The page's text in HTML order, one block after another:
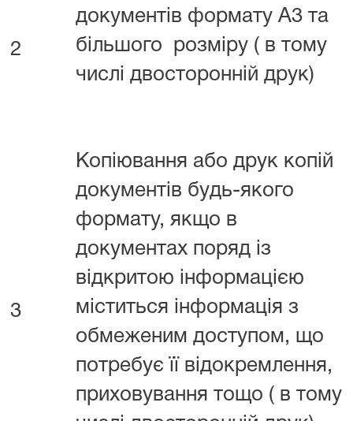
2
документів формату А3 та
більшого розміру ( в тому
числі двосторонній друк)
3
Копіювання або друк копій
документів будь-якого
формату, якщо в
документах поряд із
відкритою інформацією
міститься інформація з
обмеженим доступом, що
потребує її відокремлення,
приховування тощо ( в тому